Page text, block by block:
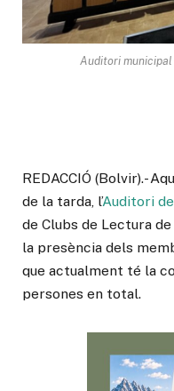
Auditori municipal
REDACCIÓ (Bolvir).-
de la tarda, l’Auditori
de Clubs de Lectura
la presència dels
que actualment té la
persones en total.